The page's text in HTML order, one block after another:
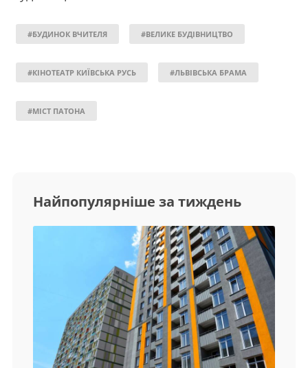
#БУДИНОК ВЧИТЕЛЯ #ВЕЛИКЕ БУДІВНИЦТВО
#КІНОТЕАТР КИЇВСЬКА РУСЬ #ЛЬВІВСЬКА БРАМА
#МІСТ ПАТОНА
Найпопулярніше за тиждень